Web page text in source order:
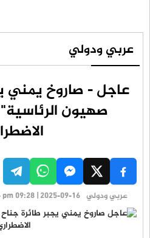
عربي ودولي
عاجل - صاروخ يمني
صهيون
عربي ودولي pm 09:28 | 2025-09-16 - الثلاثاء